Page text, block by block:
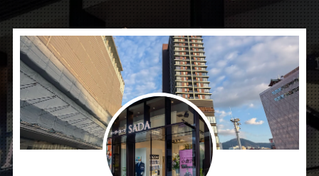
シ
ェ
ア
し
て
く